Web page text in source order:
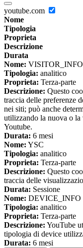
youtube.com
Nome
Tipologia
Proprieta
Descrizione
Durata
Nome:
Tipologia: analitico
Proprieta: Terza-parte
Descrizione: Questo
traccia delle preferenze
nei siti; può anche
utilizzando la nuova o
Youtube.
Durata: 6 mesi
Nome: YSC
Tipologia: analitico
Proprieta: Terza-parte
Descrizione: Questo
traccia delle
Durata: Sessione
Nome: DEVICE_INFO
Tipologia: analitico
Proprieta: Terza-parte
Descrizione: YouTube
tipologia di device
Durata: 6 mesi